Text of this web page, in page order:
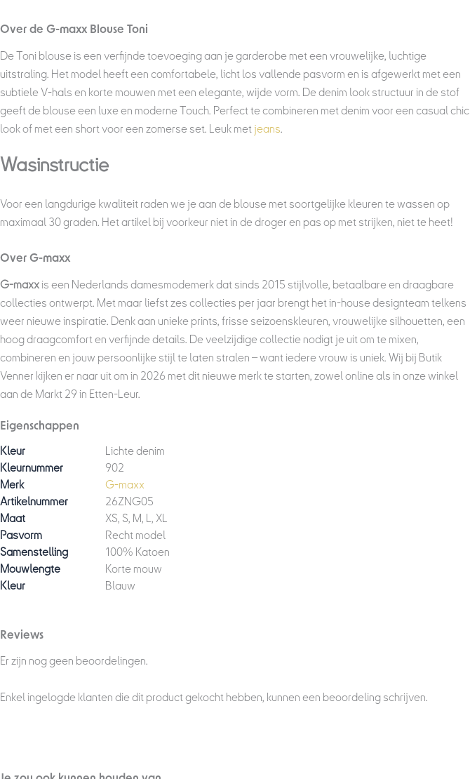
Over de G-maxx Blouse Toni
De Toni blouse is een verfijnde toevoeging aan je garderobe met een vrouwelijke, luchtige
uitstraling. Het model heeft een comfortabele, licht los vallende pasvorm en is afgewerkt met een
subtiele V-hals en korte mouwen met een elegante, wijde vorm. De denim look structuur in de stof
geeft de blouse een luxe en moderne Touch. Perfect te combineren met denim voor een casual chic
look of met een short voor een zomerse set. Leuk met jeans.
Wasinstructie
Voor een langdurige kwaliteit raden we je aan de blouse met soortgelijke kleuren te wassen op
maximaal 30 graden. Het artikel bij voorkeur niet in de droger en pas op met strijken, niet te heet!
Over G-maxx
G-maxxis een Nederlands damesmodemerk dat sinds 2015 stijlvolle, betaalbare en draagbare
collecties ontwerpt. Met maar liefst zes collecties per jaar brengt het in-house designteam telkens
weer nieuwe inspiratie. Denk aan unieke prints, frisse seizoenskleuren, vrouwelijke silhouetten, een
hoog draagcomfort en verfijnde details. De veelzijdige collectie nodigt je uit om te mixen,
combineren en jouw persoonlijke stijl te laten stralen – want iedere vrouw is uniek. Wij bij Butik
Venner kijken er naar uit om in 2026 met dit nieuwe merk te starten, zowel online als in onze winkel
aan de Markt 29 in Etten-Leur.
Eigenschappen
Kleur
Lichte denim
Kleurnummer
902
Merk
G-maxx
Artikelnummer
26ZNG05
Maat
XS, S, M, L, XL
Pasvorm
Recht model
Samenstelling
100% Katoen
Mouwlengte
Korte mouw
Kleur
Blauw
Reviews
Er zijn nog geen beoordelingen.
Enkel ingelogde klanten die dit product gekocht hebben, kunnen een beoordeling schrijven.